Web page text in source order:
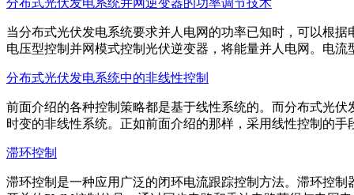
分布式光伏发电系统并网逆变器的功率调节技术
当分布式光伏发电系统要求并人电网的功率已知时，可以根
电压型控制并网模式控制光伏逆变器，将能量并人电网。电流
分布式光伏发电系统中的非线性控制
前面介绍的各种控制策略都是基于线性系统的。而分布式光
时变的非线性系统。正如前面介绍的那样，采用线性控制的手
滞环控制
滞环控制是一种应用广泛的闭环电流跟踪控制方法。滞环控